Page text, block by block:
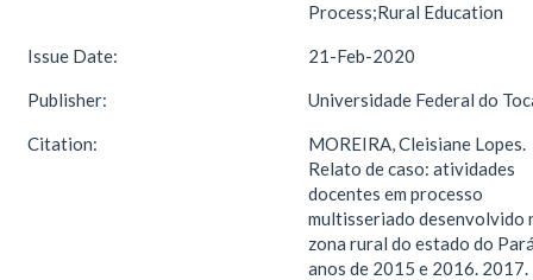
Process;Rural Education
Issue Date: 21-Feb-2020
Publisher: Universidade Federal do
Citation:
MOREIRA, Cleisiane Lopes.
Relato de caso: atividades
docentes em processo
multisseriado desenvolvido
zona rural do estado do
anos de 2015 e 2016. 2017.